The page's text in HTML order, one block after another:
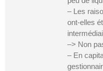
– Les
ont-elles
–> Non
– En